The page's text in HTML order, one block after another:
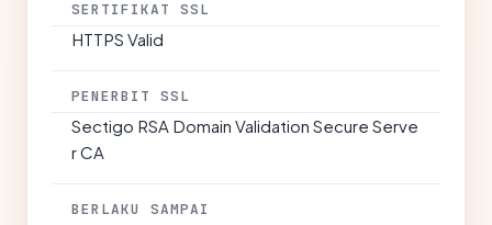
SERTIFIKAT SSL
HTTPS Valid
PENERBIT SSL
Sectigo RSA Domain Validation Secure Serve
r CA
BERLAKU SAMPAI